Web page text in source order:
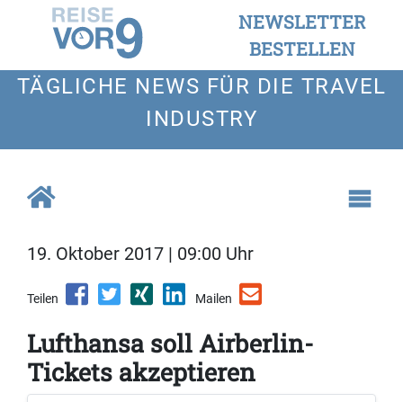
NEWSLETTER
BESTELLEN
TÄGLICHE NEWS FÜR DIE TRAVEL
INDUSTRY
19. Oktober 2017 | 09:00 Uhr
Teilen Mailen
Lufthansa soll Airberlin-
Tickets akzeptieren